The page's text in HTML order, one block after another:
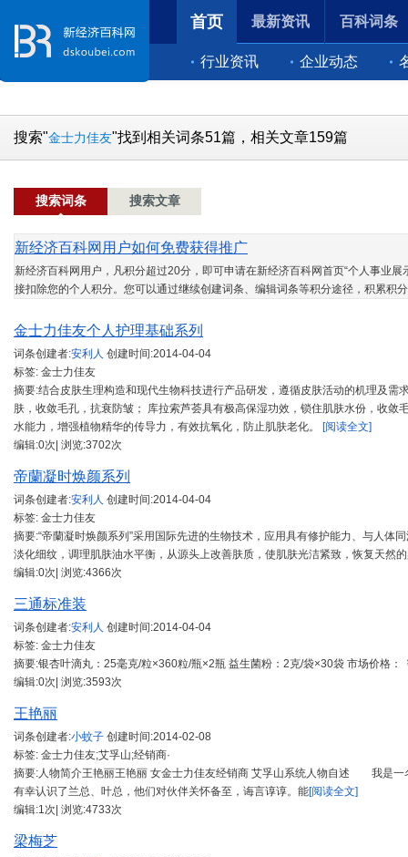
首页
行业资讯 企业动态
最新资讯 百科词条
搜索"金士力佳友"找到相关词条51篇，相关文章159篇
搜索词条 搜索文章
新经济百科网用户如何免费获得推广
新经济百科网用户，凡积分超过20分，即可申请在新经济百科网首页“个人事业
接扣除您的个人积分。您可以通过继续创建词条、编辑词条等积分途径，积累积
金士力佳友个人护理基础系列
词条创建者:安利人 创建时间:2014-04-04
标签: 金士力佳友
摘要:结合皮肤生理构造和现代生物科技进行产品研发，遵循皮肤活动的机理及
肤，收敛毛孔，抗衰防皱； 库拉索芦荟具有极高保湿功效，锁住肌肤水份，收
水能力，增强植物精华的传导力，有效抗氧化，防止肌肤老化。
[阅读全文]
编辑:0次| 浏览:3702次
帝蘭凝时焕颜系列
词条创建者:安利人 创建时间:2014-04-04
标签: 金士力佳友
摘要:“帝蘭凝时焕颜系列”采用国际先进的生物技术，应用具有修护能力、与人体
淡化细纹，调理肌肤油水平衡，从源头上改善肤质，使肌肤光洁紧致，恢复天然
编辑:0次| 浏览:4366次
三通标准装
词条创建者:安利人 创建时间:2014-04-04
标签: 金士力佳友
摘要:银杏叶滴丸：25毫克/粒×360粒/瓶×2瓶 益生菌粉：2克/袋×30袋 市场价格：
编辑:0次| 浏览:3593次
王艳丽
词条创建者:小蚊子 创建时间:2014-02-08
标签: 金士力佳友;艾孚山;经销商·
摘要:人物简介王艳丽王艳丽 女金士力佳友经销商 艾孚山系统人物自述 我是一
有幸认识了兰总、叶总，他们对伙伴关怀备至，诲言谆谆。能[阅读全文]
编辑:1次| 浏览:4733次
梁梅芝